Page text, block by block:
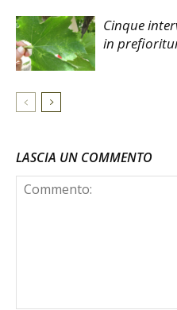
Cinque
in
LASCIA UN COMMENTO